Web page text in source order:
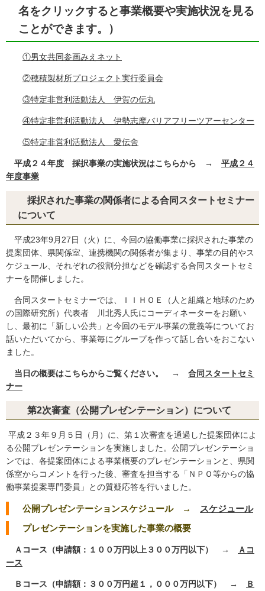
名をクリックすると事業概要や実施状況を見る
ことができます。）
①男女共同参画みえネット
②穂積製材所プロジェクト実行委員会
③特定非営利活動法人 伊賀の伝丸
④特定非営利活動法人 伊勢志摩バリアフリーツアーセンター
⑤特定非営利活動法人 愛伝舎
平成２４年度 採択事業の実施状況はこちらから → 平成２４
年度事業
採択された事業の関係者による合同スタートセミナー
について
平成23年9月27日（火）に、今回の協働事業に採択された事業の
提案団体、県関係室、連携機関の関係者が集まり、事業の目的やス
ケジュール、それぞれの役割分担などを確認する合同スタートセミ
ナーを開催しました。
合同スタートセミナーでは、ＩＩＨＯＥ（人と組織と地球のため
の国際研究所）代表者 川北秀人氏にコーディネーターをお願い
し、最初に「新しい公共」と今回のモデル事業の意義等についてお
話いただいてから、事業毎にグループを作って話し合いをおこない
ました。
当日の概要はこちらからご覧ください。 → 合同スタートセミ
ナー
第2次審査（公開プレゼンテーション）について
平成２３年９月５日（月）に、第１次審査を通過した提案団体によ
る公開プレゼンテーションを実施しました。公開プレゼンテーショ
ンでは、各提案団体による事業概要のプレゼンテーションと、県関
係室からコメントを行った後、審査を担当する「ＮＰＯ等からの協
働事業提案専門委員」との質疑応答を行いました。
公開プレゼンテーションスケジュール →
スケジュール
プレゼンテーションを実施した事業の概要
Ａコース（申請額：１００万円以上３００万円以下） →
Ａコ
ース
Ｂコース（申請額：３００万円超１，０００万円以下） →
Ｂ